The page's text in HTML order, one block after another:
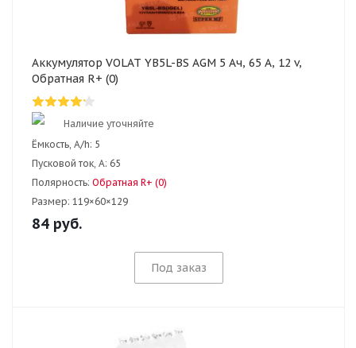
Аккумулятор VOLAT YB5L-BS AGM 5 Ач, 65 А, 12 v,
Обратная R+ (0)
Наличие уточняйте
Ёмкость, A/h: 5
Пусковой ток, А: 65
Полярность: Обратная R+ (0)
Размер: 119×60×129
84 руб.
Под заказ